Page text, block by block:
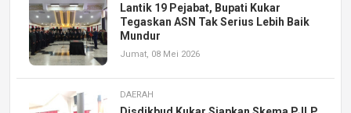
Lantik 19 Pejabat, Bupati Kukar
Tegaskan ASN Tak Serius Lebih Baik
Mundur
Jumat, 08 Mei 2026
DAERAH